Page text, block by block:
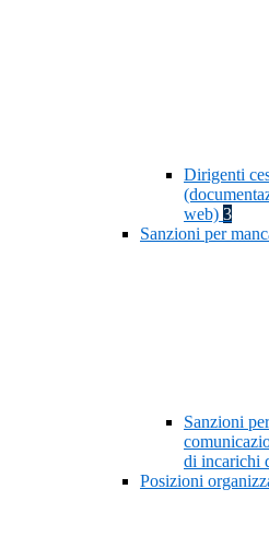
Dirigenti
web) 3
Sanzioni per
Sanzioni
di incarichi
Posizioni